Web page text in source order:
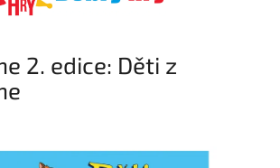
2. edice: Děti z